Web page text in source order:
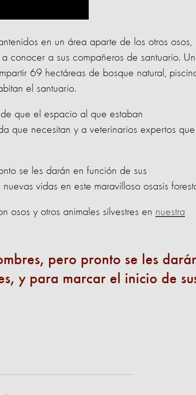
en un área aparte de los otros osos,
conocer a sus compañeros de santuario.
69 hectáreas de bosque natural,
el santuario.
que el espacio al que estaban
que necesitan y a veterinarios expertos que
se les darán en función de sus
vidas en este maravilloso osasis
osos y otros animales silvestres en nuestra
pero pronto se les
y para marcar el inicio de